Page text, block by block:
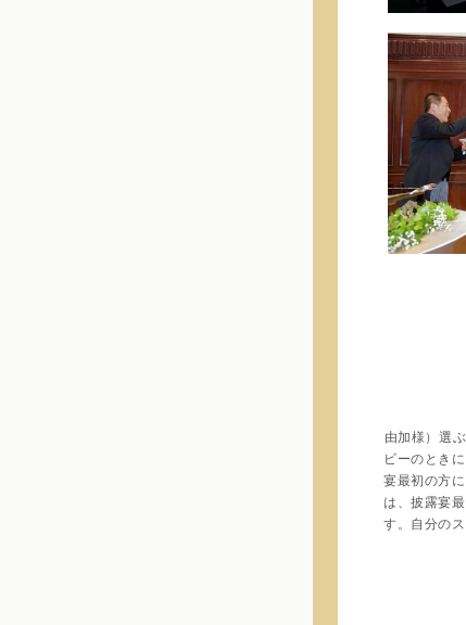
由加様）選
ビーのとき
宴最初の方
は、披露宴
す。自分の